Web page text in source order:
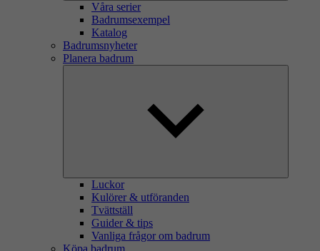
Våra serier
Badrumsexempel
Katalog
Badrumsnyheter
Planera badrum
Luckor
Kulörer & utföranden
Tvättställ
Guider & tips
Vanliga frågor om badrum
Köpa badrum